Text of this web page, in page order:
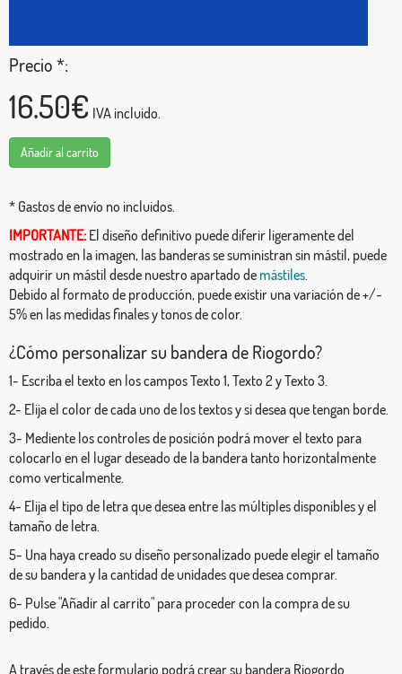
Precio *:
16.50€ IVA incluido.
Añadir al carrito
* Gastos de envío no incluidos.
IMPORTANTE: El diseño definitivo puede diferir ligeramente del
mostrado en la imagen, las banderas se suministran sin mástil, puede
adquirir un mástil desde nuestro apartado de mástiles.
Debido al formato de producción, puede existir una variación de +/-
5% en las medidas finales y tonos de color.
¿Cómo personalizar su bandera de Riogordo?
1- Escriba el texto en los campos Texto 1, Texto 2 y Texto 3.
2- Elija el color de cada uno de los textos y si desea que tengan borde.
3- Mediente los controles de posición podrá mover el texto para
colocarlo en el lugar deseado de la bandera tanto horizontalmente
como verticalmente.
4- Elija el tipo de letra que desea entre las múltiples disponibles y el
tamaño de letra.
5- Una haya creado su diseño personalizado puede elegir el tamaño
de su bandera y la cantidad de unidades que desea comprar.
6- Pulse "Añadir al carrito" para proceder con la compra de su
pedido.
A través de este formulario podrá crear su bandera Riogordo